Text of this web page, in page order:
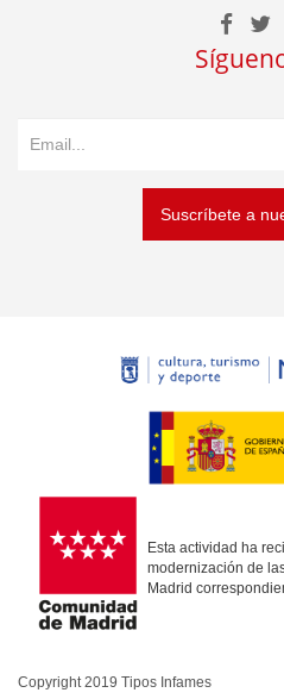
Suscríbete a
Esta actividad ha
modernización de
Madrid
Copyright 2019 Tipos Infames